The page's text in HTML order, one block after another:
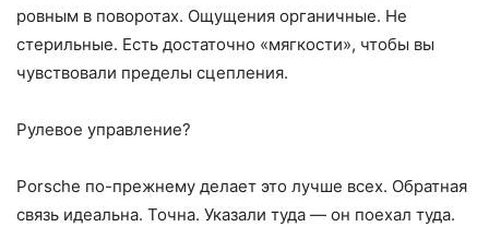
ровным в поворотах. Ощущения органичные. Не
стерильные. Есть достаточно «мягкости», чтобы вы
чувствовали пределы сцепления.
Рулевое управление?
Porsche по-прежнему делает это лучше всех. Обратная
связь идеальна. Точна. Указали туда — он поехал туда.